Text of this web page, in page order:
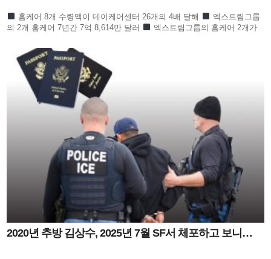
홈케어 8개 수령액이 데이케어센터 26개의 4배 달해
엑스트림그룹
의 2개 홈케어 7년간 7억 8,614만 달러
엑스트림그룹의 홈케어 2개가
2020년 추방 김상수, 2025년 7월 SF서 체포하고 보니…